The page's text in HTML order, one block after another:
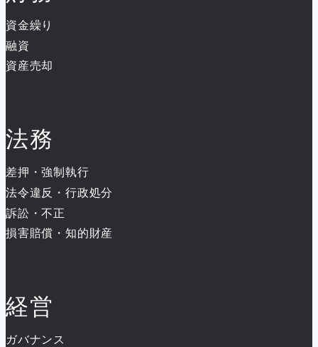
資金繰り
融資
資産売却
法務
差押・強制執行
法令違反・行政処分
訴訟・不正
損害賠償・知的財産
経営
ガバナンス